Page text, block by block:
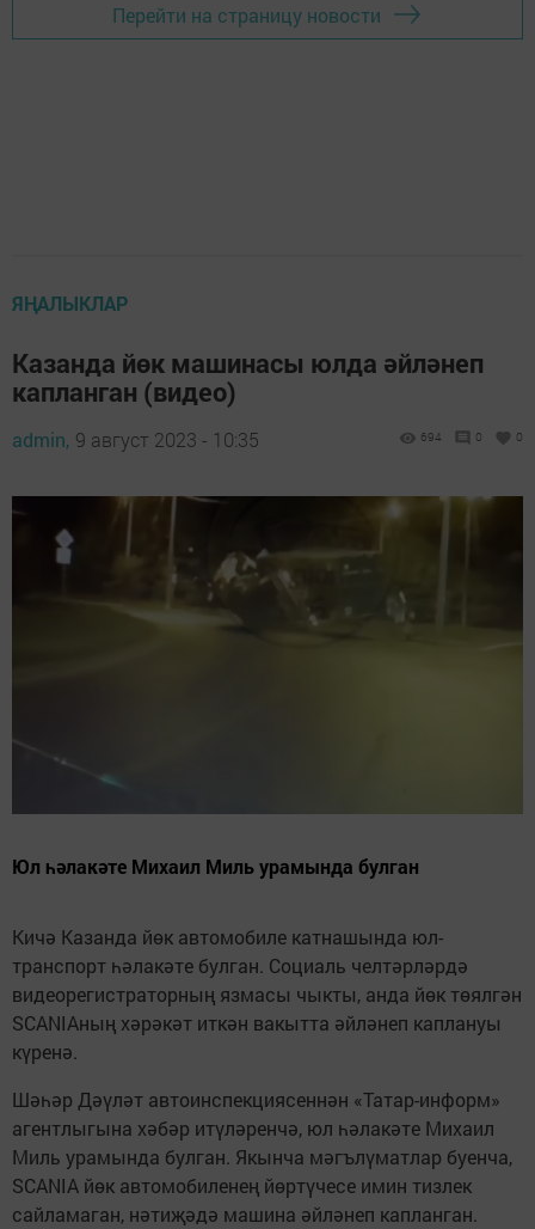
Перейти на страницу новости
ЯҢАЛЫКЛАР
Казанда йөк машинасы юлда әйләнеп
капланган (видео)
admin, 9 август 2023 - 10:35 694 0 0
Юл һәлакәте Михаил Миль урамында булган
Кичә Казанда йөк автомобиле катнашында юл-
транспорт һәлакәте булган. Социаль челтәрләрдә
видеорегистраторның язмасы чыкты, анда йөк төялгән
SCANIAның хәрәкәт иткән вакытта әйләнеп каплануы
күренә.
Шәһәр Дәүләт автоинспекциясеннән «Татар-информ»
агентлыгына хәбәр итүләренчә, юл һәлакәте Михаил
Миль урамында булган. Якынча мәгълүматлар буенча,
SCANIA йөк автомобиленең йөртүчесе имин тизлек
сайламаган, нәтиҗәдә машина әйләнеп капланган.